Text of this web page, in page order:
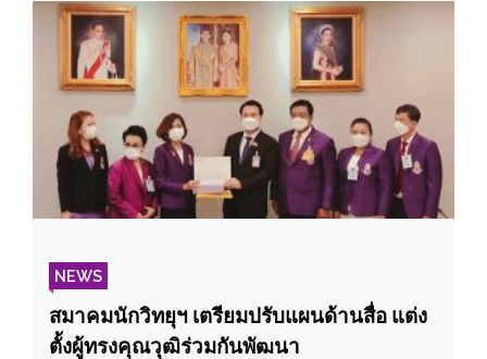
NEWS
สมาคมนักวิทยุฯ เตรียมปรับแผนด้านสื่อ แต่ง
ตั้งผู้ทรงคุณวุฒิร่วมกันพัฒนา